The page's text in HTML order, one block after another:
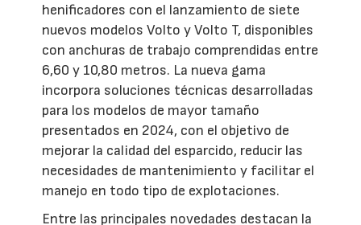
henificadores con el lanzamiento de siete
nuevos modelos Volto y Volto T, disponibles
con anchuras de trabajo comprendidas entre
6,60 y 10,80 metros. La nueva gama
incorpora soluciones técnicas desarrolladas
para los modelos de mayor tamaño
presentados en 2024, con el objetivo de
mejorar la calidad del esparcido, reducir las
necesidades de mantenimiento y facilitar el
manejo en todo tipo de explotaciones.
Entre las principales novedades destacan la